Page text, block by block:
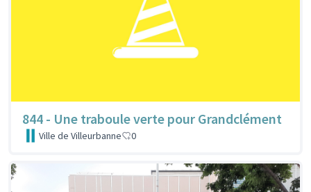
844 - Une traboule verte pour Grandclément
Ville de Villeurbanne 0